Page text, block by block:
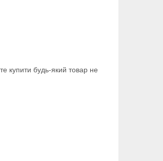
купити будь-який товар не